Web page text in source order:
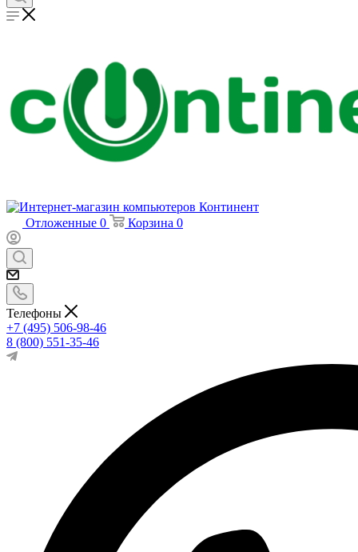
Отложенные 0 Корзина 0
Телефоны
+7 (495) 506-98-46
8 (800) 551-35-46